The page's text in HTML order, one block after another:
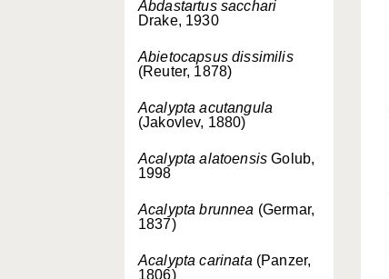
Abdastartus sacchari
Drake, 1930
Abietocapsus dissimilis
(Reuter, 1878)
Acalypta acutangula
(Jakovlev, 1880)
Acalypta alatoensis Golub,
1998
Acalypta brunnea (Germar,
1837)
Acalypta carinata (Panzer,
1806)